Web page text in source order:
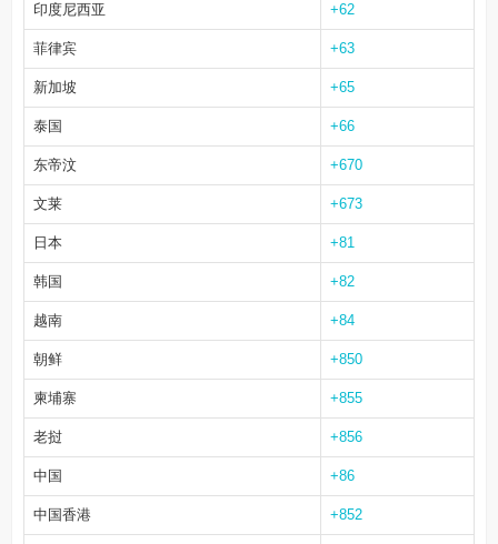
印度尼西亚 +62
菲律宾 +63
新加坡 +65
泰国 +66
东帝汶 +670
文莱 +673
日本 +81
韩国 +82
越南 +84
朝鲜 +850
柬埔寨 +855
老挝 +856
中国 +86
中国香港 +852